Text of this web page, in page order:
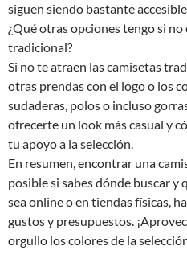
siguen siendo bastante
¿Qué otras opciones tengo si
tradicional?
Si no te atraen las camisetas
otras prendas con el logo o los
sudaderas, polos o incluso
ofrecerte un look más casual y
tu apoyo a la selección.
En resumen, encontrar una
posible si sabes dónde buscar y
sea online o en tiendas físicas,
gustos y presupuestos.
orgullo los colores de la